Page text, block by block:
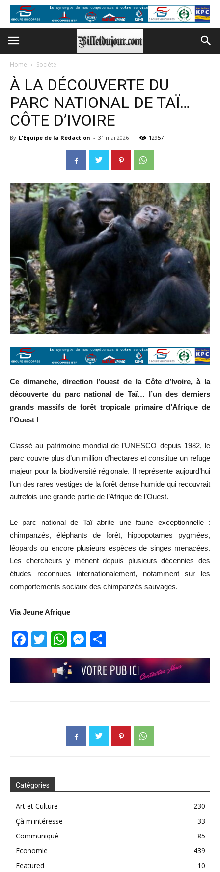
Home Société
À LA DÉCOUVERTE DU
PARC NATIONAL DE TAÏ…
CÔTE D’IVOIRE
By L'Equipe de la Rédaction - 31 mai 2026 12957
Ce dimanche, direction l’ouest de la Côte d’Ivoire, à la
découverte du parc national de Taï… l’un des derniers
grands massifs de forêt tropicale primaire d’Afrique de
l’Ouest !
Classé au patrimoine mondial de l’UNESCO depuis 1982, le
parc couvre plus d’un million d’hectares et constitue un refuge
majeur pour la biodiversité régionale. Il représente aujourd’hui
l’un des rares vestiges de la forêt dense humide qui recouvrait
autrefois une grande partie de l’Afrique de l’Ouest.
Le parc national de Taï abrite une faune exceptionnelle :
chimpanzés, éléphants de forêt, hippopotames pygmées,
léopards ou encore plusieurs espèces de singes menacées.
Les chercheurs y mènent depuis plusieurs décennies des
études reconnues internationalement, notamment sur les
comportements sociaux des chimpanzés sauvages.
Via Jeune Afrique
Facebook
TwitterWhatsApp
Messenger
Catégories
Art et Culture
230
Çà m'intéresse
33
Communiqué
85
Economie
439
Featured
10